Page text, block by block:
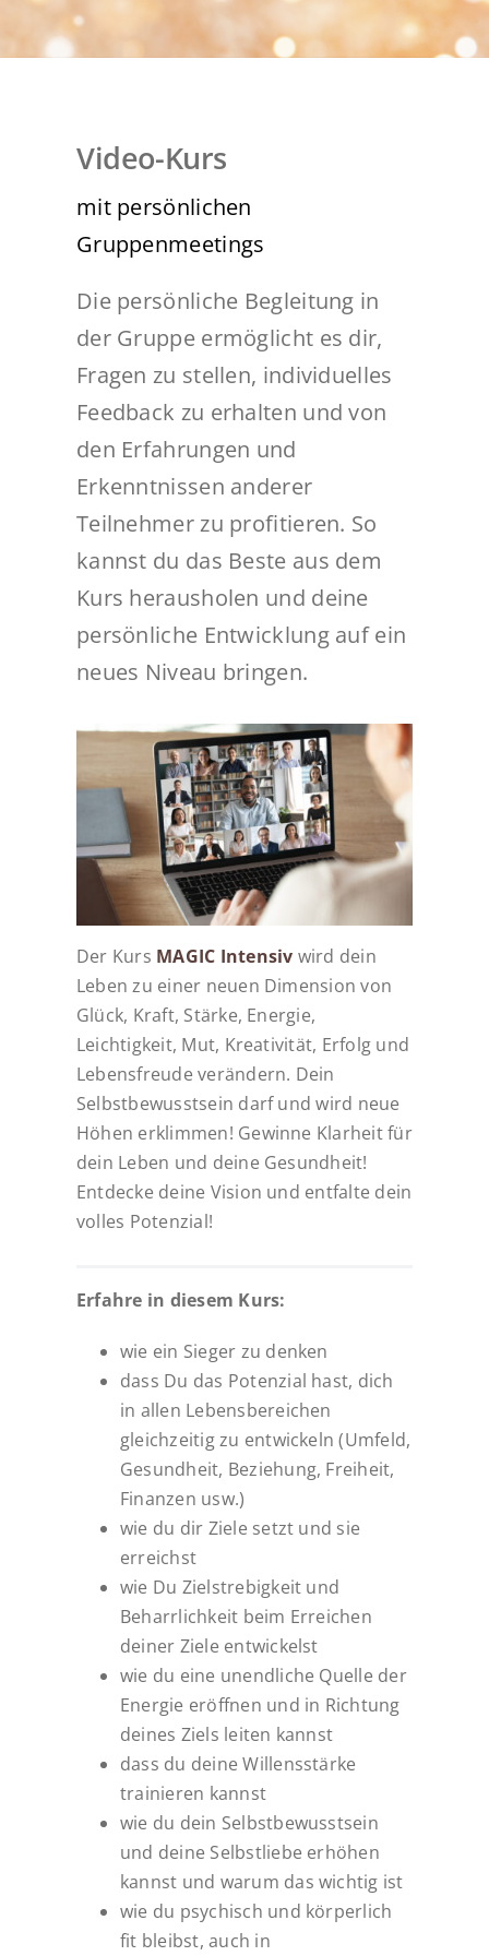
MAGIC NEWS
Video-Kurs
mit persönlichen
Gruppenmeetings
Die persönliche Begleitung in
der Gruppe ermöglicht es dir,
Fragen zu stellen, individuelles
Feedback zu erhalten und von
den Erfahrungen und
Erkenntnissen anderer
Teilnehmer zu profitieren. So
kannst du das Beste aus dem
Kurs herausholen und deine
persönliche Entwicklung auf ein
neues Niveau bringen.
Der Kurs MAGIC Intensiv wird dein
Leben zu einer neuen Dimension von
Glück, Kraft, Stärke, Energie,
Leichtigkeit, Mut, Kreativität, Erfolg und
Lebensfreude verändern. Dein
Selbstbewusstsein darf und wird neue
Höhen erklimmen! Gewinne Klarheit für
dein Leben und deine Gesundheit!
Entdecke deine Vision und entfalte dein
volles Potenzial!
Erfahre in diesem Kurs:
wie ein Sieger zu denken
dass Du das Potenzial hast, dich
in allen Lebensbereichen
gleichzeitig zu entwickeln (Umfeld,
Gesundheit, Beziehung, Freiheit,
Finanzen usw.)
wie du dir Ziele setzt und sie
erreichst
wie Du Zielstrebigkeit und
Beharrlichkeit beim Erreichen
deiner Ziele entwickelst
wie du eine unendliche Quelle der
Energie eröffnen und in Richtung
deines Ziels leiten kannst
dass du deine Willensstärke
trainieren kannst
wie du dein Selbstbewusstsein
und deine Selbstliebe erhöhen
kannst und warum das wichtig ist
wie du psychisch und körperlich
fit bleibst, auch in